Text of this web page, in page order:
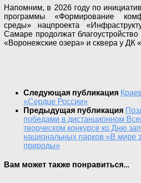
Напомним, в 2026 году по
программы «Формирование
среды» нацпроекта
Самаре продолжат
«Воронежские озера» и сквера у ДК
Следующая публикация
«Сердце России»
Предыдущая публикация
победами в дистанционном
творческом конкурсе ко Дню
национальных парков «В мире
природы»
Вам может также понравиться...